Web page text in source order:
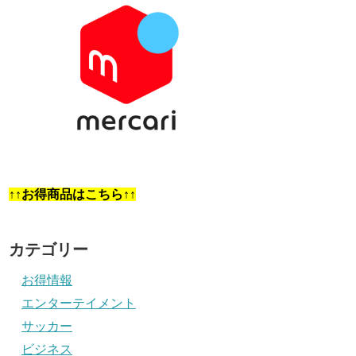
↑↑お得商品はこちら↑↑
カテゴリー
お得情報
エンターテイメント
サッカー
ビジネス